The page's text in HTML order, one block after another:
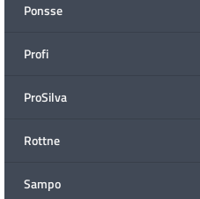
Ponsse
Profi
ProSilva
Rottne
Sampo